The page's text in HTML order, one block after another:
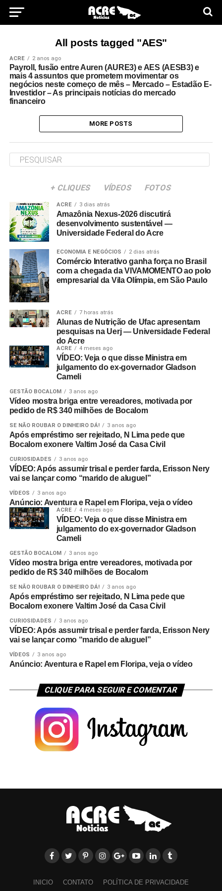
All posts tagged "AES"
ACRE 2 anos ago
Payroll, fusão entre Auren (AURE3) e AES (AESB3) e
mais 4 assuntos que prometem movimentar os
negócios neste começo de mês – Mercado – Estadão E-
Investidor – As principais notícias do mercado
financeiro
MORE POSTS
+ CLIQUES VÍDEOS FOTOS
ACRE 3 dias atrás
Amazônia Nexus-2026 discutirá
desenvolvimento sustentável —
Universidade Federal do Acre
ECONOMIA E NEGÓCIOS 2 dias atrás
Comércio Interativo ganha força no Brasil
com a chegada da VIVAMOMENTO ao polo
empresarial da Vila Olímpia, em São Paulo
ACRE 7 horas atrás
Alunas de Nutrição de Ufac apresentam
pesquisas na Uerj — Universidade Federal
do Acre
ACRE 4 meses ago
VÍDEO: Veja o que disse Ministra em
julgamento do ex-governador Gladson
Cameli
GESTÃO BOCALOM 3 anos ago
Vídeo mostra briga entre vereadores, motivada por
pedido de R$ 340 milhões de Bocalom
SE NÃO ROUBAR O DINHEIRO DÁ! 3 anos ago
Após empréstimo ser rejeitado, N Lima pede que
Bocalom exonere Valtim José da Casa Civil
CURIOSIDADES 3 anos ago
VÍDEO: Após assumir trisal e perder farda, Erisson Nery
vai se lançar como “marido de aluguel”
VÍDEOS 3 anos ago
Anúncio: Aventura e Rapel em Floripa, veja o vídeo
ACRE 4 meses ago
VÍDEO: Veja o que disse Ministra em
julgamento do ex-governador Gladson
Cameli
GESTÃO BOCALOM 3 anos ago
Vídeo mostra briga entre vereadores, motivada por
pedido de R$ 340 milhões de Bocalom
SE NÃO ROUBAR O DINHEIRO DÁ! 3 anos ago
Após empréstimo ser rejeitado, N Lima pede que
Bocalom exonere Valtim José da Casa Civil
CURIOSIDADES 3 anos ago
VÍDEO: Após assumir trisal e perder farda, Erisson Nery
vai se lançar como “marido de aluguel”
VÍDEOS 3 anos ago
Anúncio: Aventura e Rapel em Floripa, veja o vídeo
CLIQUE PARA SEGUIR E COMENTAR
INICIO CONTATO POLÍTICA DE PRIVACIDADE